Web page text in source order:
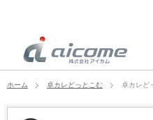
ホーム 卓カレどっとこむ 卓カレど